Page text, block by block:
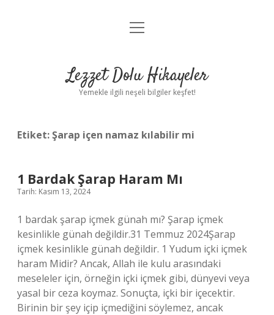
Anasayfa
Yasal Uyarı
menüyü
Lezzet Dolu Hikayeler
Yemekle ilgili neşeli bilgiler keşfet!
Etiket:Şarap içen namaz kılabilir mi
1 Bardak Şarap Haram Mı
Tarih: Kasım 13, 2024
1 bardak şarap içmek günah mı? Şarap içmek
kesinlikle günah değildir.31 Temmuz 2024Şarap
içmek kesinlikle günah değildir. 1 Yudum içki içmek
haram Midir? Ancak, Allah ile kulu arasındaki
meseleler için, örneğin içki içmek gibi, dünyevi veya
yasal bir ceza koymaz. Sonuçta, içki bir içecektir.
Birinin bir şey içip içmediğini söylemez, ancak